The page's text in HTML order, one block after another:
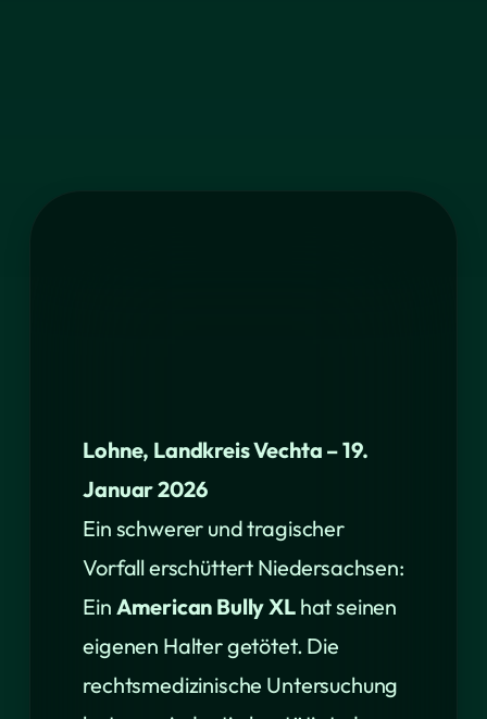
Lohne, Landkreis Vechta – 19.
Januar 2026
Ein schwerer und tragischer
Vorfall erschüttert Niedersachsen:
Ein American Bully XLhat seinen
eigenen Halter getötet. Die
rechtsmedizinische Untersuchung